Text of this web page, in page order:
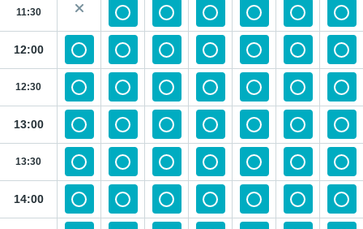
11:30
12:00
12:30
13:00
13:30
14:00